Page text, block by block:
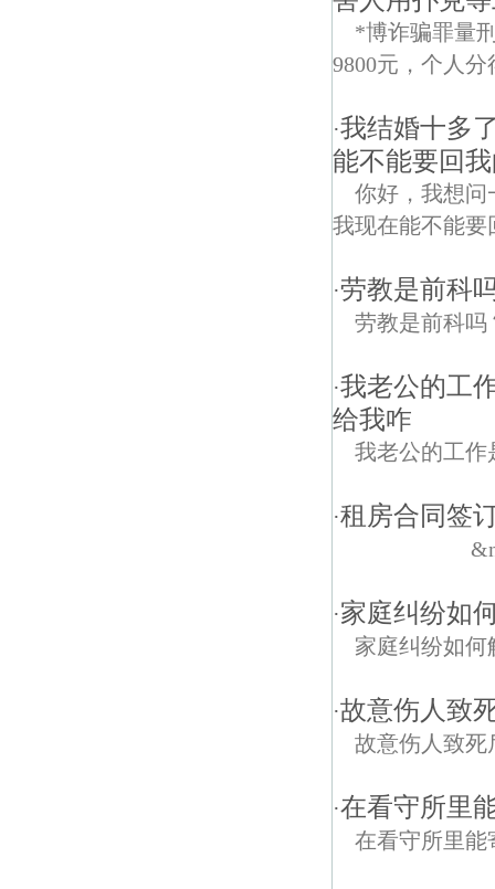
*博诈骗罪量
9800元，个人
·我结婚十多
能不能要回
你好，我想问
我现在能不能要
·劳教是前科
劳教是前科吗
·我老公的工
给我咋
我老公的工作
·租房合同签
·家庭纠纷如
家庭纠纷如何
·故意伤人致
故意伤人致死
·在看守所里
在看守所里能